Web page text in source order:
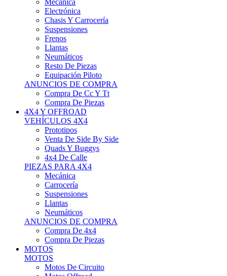
Mecanica
Electrónica
Chasis Y Carrocería
Suspensiones
Frenos
Llantas
Neumáticos
Resto De Piezas
Equipación Piloto
ANUNCIOS DE COMPRA
Compra De Cc Y Tt
Compra De Piezas
4X4 Y OFFROAD
VEHÍCULOS 4X4
Prototipos
Venta De Side By Side
Quads Y Buggys
4x4 De Calle
PIEZAS PARA 4X4
Mecánica
Carrocería
Suspensiones
Llantas
Neumáticos
ANUNCIOS DE COMPRA
Compra De 4x4
Compra De Piezas
MOTOS
MOTOS
Motos De Circuito